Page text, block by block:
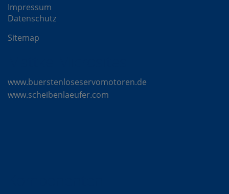
Impressum
Datenschutz
Sitemap
www.buerstenloseservomotoren.de
www.scheibenlaeufer.com